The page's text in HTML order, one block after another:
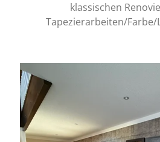
klassischen
Tapezierarbeiten/